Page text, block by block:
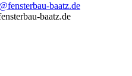
baatz.de
baatz.de